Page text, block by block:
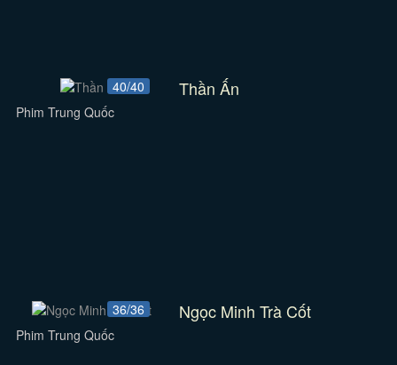
40/40 Thần Ấn
Phim Trung Quốc
36/36 Ngọc Minh Trà Cốt
Phim Trung Quốc